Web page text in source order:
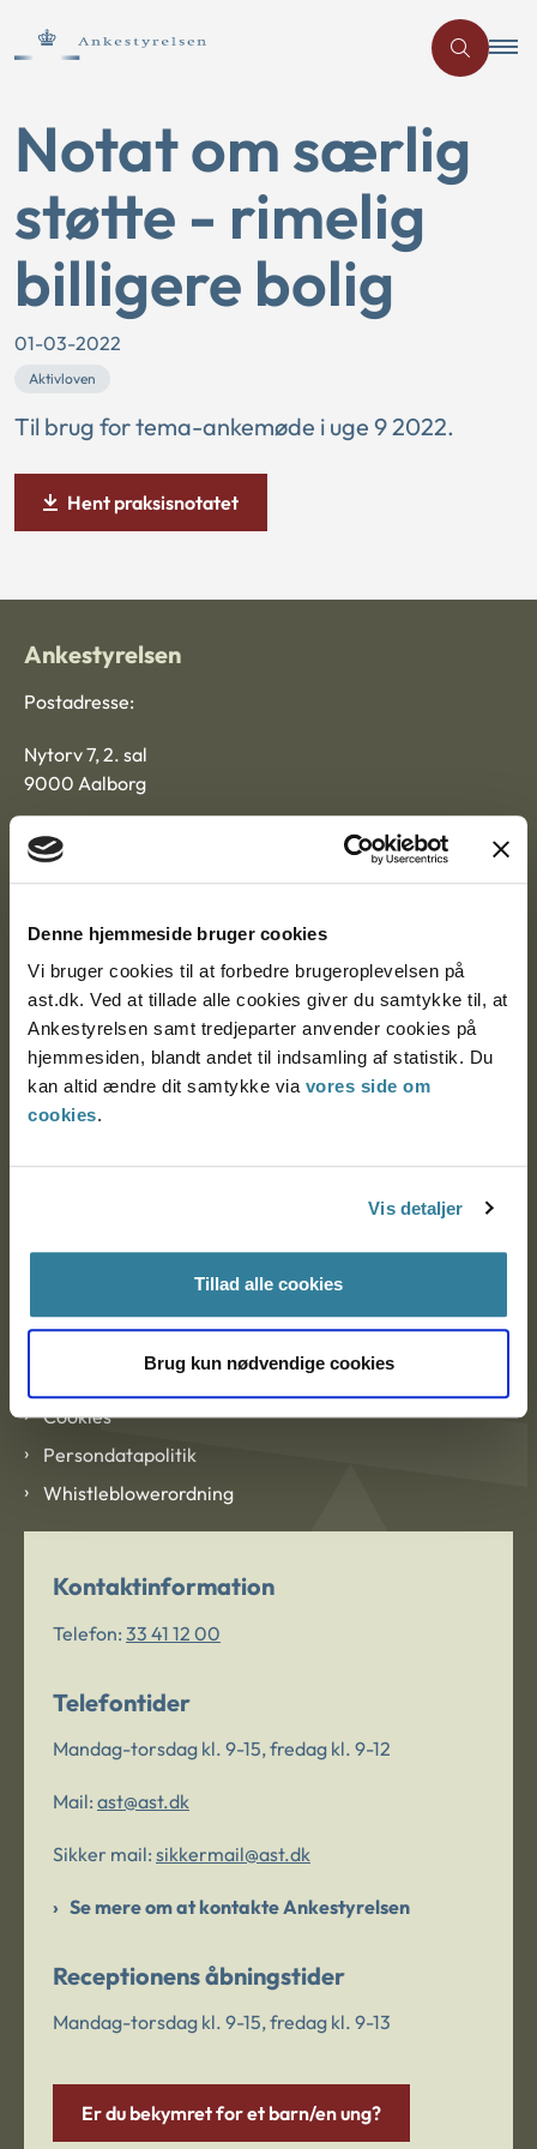
Denne hjemmeside bruger cookies
Vi bruger cookies til at forbedre brugeroplevelsen på
ast.dk. Ved at tillade alle cookies giver du samtykke til, at
Ankestyrelsen samt tredjeparter anvender cookies på
hjemmesiden, blandt andet til indsamling af statistik. Du
kan altid ændre dit samtykke via vores side om
cookies.
Vis detaljer
Tillad alle cookies
Brug kun nødvendige cookies
Notat om særlig
støtte - rimelig
billigere bolig
01-03-2022
Aktivloven
Til brug for tema-ankemøde i uge 9 2022.
Hent praksisnotatet
Ankestyrelsen
Postadresse:
Nytorv 7, 2. sal
9000 Aalborg
Ankestyrelsen København
EAN: 57 98 000 35 48 21
CVR: 1007 4002
Om Ankestyrelsen
Blanketter og kontaktformularer
Links
Tilgængelighedserklæring
Cookies
Persondatapolitik
Whistleblowerordning
Kontaktinformation
Telefon: 33 41 12 00
Telefontider
Mandag-torsdag kl. 9-15, fredag kl. 9-12
Mail: ast@ast.dk
Sikker mail: sikkermail@ast.dk
Se mere om at kontakte Ankestyrelsen
Receptionens åbningstider
Mandag-torsdag kl. 9-15, fredag kl. 9-13
Er du bekymret for et barn/en ung?